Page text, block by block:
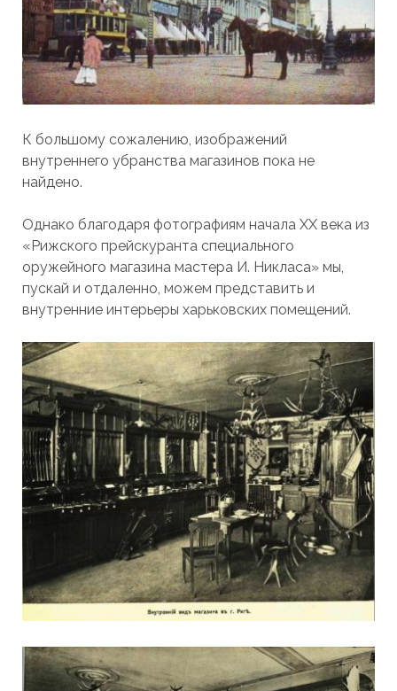
К большому сожалению, изображений
внутреннего убранства магазинов пока не
найдено.
Однако благодаря фотографиям начала ХХ века из
«Рижского прейскуранта специального
оружейного магазина мастера И. Никласа» мы,
пускай и отдаленно, можем представить и
внутренние интерьеры харьковских помещений.